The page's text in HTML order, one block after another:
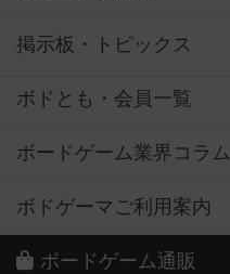
掲示板・トピックス
ボドとも・会員一覧
ボードゲーム業界コラム
ボドゲーマご利用案内
ボードゲーム通販